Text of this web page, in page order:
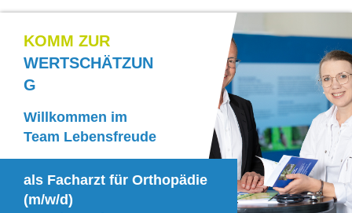
KOMM ZUR
WERTSCHÄTZUN
G
Willkommen im
Team Lebensfreude
als Facharzt für Orthopädie
(m/w/d)